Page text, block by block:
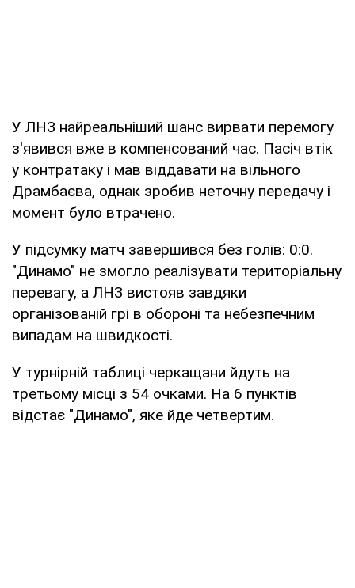
У ЛНЗ найреальніший шанс вирвати перемогу
з'явився вже в компенсований час. Пасіч втік
у контратаку і мав віддавати на вільного
Драмбаєва, однак зробив неточну передачу і
момент було втрачено.
У підсумку матч завершився без голів: 0:0.
"Динамо" не змогло реалізувати територіальну
перевагу, а ЛНЗ вистояв завдяки
організованій грі в обороні та небезпечним
випадам на швидкості.
У турнірній таблиці черкащани йдуть на
третьому місці з 54 очками. На 6 пунктів
відстає "Динамо", яке йде четвертим.